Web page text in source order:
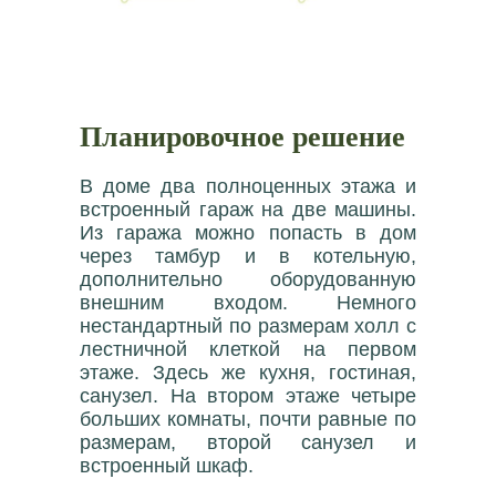
Планировочное решение
В доме два полноценных этажа и
встроенный гараж на две машины.
Из гаража можно попасть в дом
через тамбур и в котельную,
дополнительно оборудованную
внешним входом. Немного
нестандартный по размерам холл с
лестничной клеткой на первом
этаже. Здесь же кухня, гостиная,
санузел. На втором этаже четыре
больших комнаты, почти равные по
размерам, второй санузел и
встроенный шкаф.